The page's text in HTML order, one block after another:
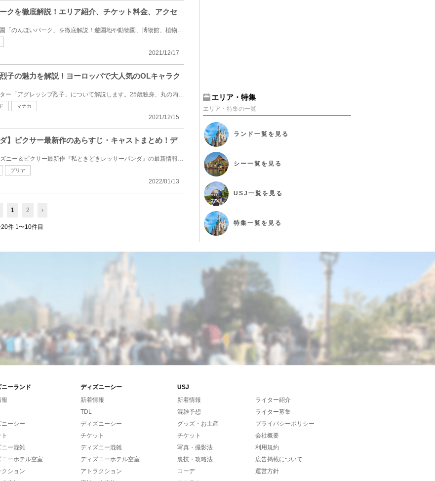
クを徹底解説！エリア紹介、チケット料金、アクセ
愛知県豊橋市にある総合動植物公園「のんほいパーク」を徹底解説！遊園地や動物園、博物館、植物園が集...
2021/12/17
子の魅力を解説！ヨーロッパで大人気のOLキャラク
人気急上昇中のサンリオキャラクター「アグレッシブ烈子」について解説します。25歳独身、丸の内で働く...
マナカ
2021/12/15
】ピクサー最新作のあらすじ・キャストまとめ！デ
2022年3月11日（金）配信のディズニー＆ピクサー最新作『私ときどきレッサーパンダ』の最新情報をご紹介...
プリヤ
2022/01/13
1 2 ›
件 1〜10件目
エリア・特集
エリア・特集の一覧
ランド 一覧を見る
シー一覧を見る
USJ 一覧を見る
特集一覧を見る
ーランド ディズニーシー
USJ
報
ーシー
ニー混雑
ニーホテル空室
クション
新着情報
TDL
ディズニーシー
チケット
ディズニー混雑
ディズニーホテル空室
アトラクション
新着情報
混雑予想
グッズ・お土産
チケット
写真・撮影法
裏技・攻略法
コーデ
ライター紹介
ライター募集
プライバシーポリシー
会社概要
利用規約
広告掲載について
運営方針